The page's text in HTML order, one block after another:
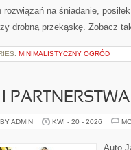
na śniadanie,
drobną przekąskę. Zobacz
MINIMALISTYCZNY OGRÓD
I PARTNERSTWA
ADMIN KWI - 20 - 2026
Auto